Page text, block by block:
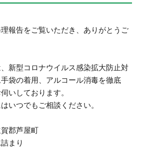
報告をご覧いただき、ありがとうご
新型コロナウイルス感染拡大防止対
袋の着用、アルコール消毒を徹底
いしております。
いつでもご相談ください。
賀郡芦屋町
まり